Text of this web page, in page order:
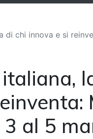
di chi innova e si
al 5